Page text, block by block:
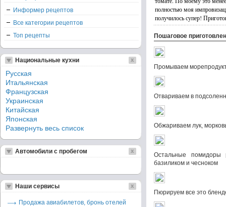
полностью моя
получилось супер!
Пошаговое
Промываем
Отвариваем в
Обжариваем лук,
Остальные помидоры
базиликом и чесноком
Пюрируем все это
Информер рецептов
Все категории рецептов
Топ рецепты
Национальные кухни
Русская
Итальянская
Французская
Украинская
Китайская
Японская
Развернуть весь список
Автомобили с пробегом
Наши сервисы
Продажа авиабилетов, бронь отелей